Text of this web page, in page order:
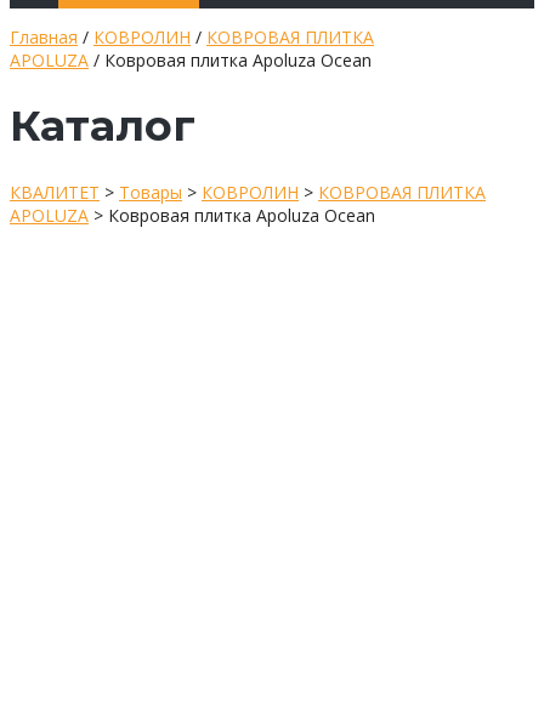
Главная / КОВРОЛИН / КОВРОВАЯ ПЛИТКА
APOLUZA / Ковровая плитка Apoluza Ocean
Каталог
КВАЛИТЕТ > Товары > КОВРОЛИН > КОВРОВАЯ ПЛИТКА
APOLUZA > Ковровая плитка Apoluza Ocean